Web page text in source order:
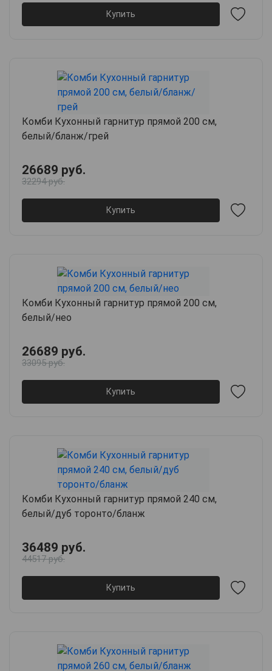
Купить
Комби Кухонный гарнитур прямой 200 см,
белый/бланж/грей
26689 руб.
32294 руб.
Купить
Комби Кухонный гарнитур прямой 200 см,
белый/нео
26689 руб.
33095 руб.
Купить
Комби Кухонный гарнитур прямой 240 см,
белый/дуб торонто/бланж
36489 руб.
44517 руб.
Купить